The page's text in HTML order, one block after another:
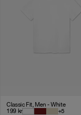
Classic Fit, Men - White
199 kr +5